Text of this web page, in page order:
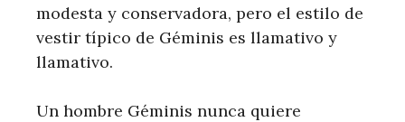
modesta y conservadora, pero el estilo de
vestir típico de Géminis es llamativo y
llamativo.
Un hombre Géminis nunca quiere